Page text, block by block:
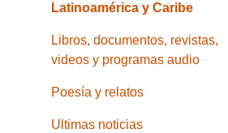
Latinoamérica y Caribe
Libros, documentos, revistas,
videos y programas audio
Poesía y relatos
Ultimas noticias